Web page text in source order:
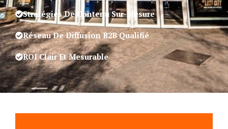
Stratégies De Contenu Sur-Mesure
Réseau De Diffusion B2B Qualifié
ROI Clair Et Mesurable